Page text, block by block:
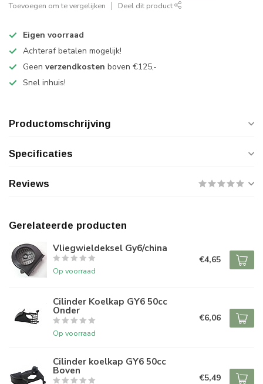
Toevoegen om te vergelijken Deel dit product
Eigen voorraad
Achteraf betalen mogelijk!
Geen verzendkosten boven €125,-
Snel inhuis!
Productomschrijving
Specificaties
Reviews
Gerelateerde producten
Vliegwieldeksel Gy6/china
Op voorraad
€4,65
Cilinder Koelkap GY6 50cc
Onder
Op voorraad
€6,06
Cilinder koelkap GY6 50cc
Boven
€5,49